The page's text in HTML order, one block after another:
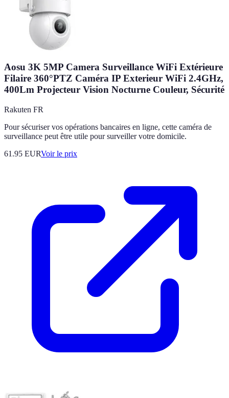
Aosu 3K 5MP Camera Surveillance WiFi Extérieure
Filaire 360°PTZ Caméra IP Exterieur WiFi 2.4GHz,
400Lm Projecteur Vision Nocturne Couleur, Sécurité
Rakuten FR
Pour sécuriser vos opérations bancaires en ligne, cette caméra de
surveillance peut être utile pour surveiller votre domicile.
61.95 EURVoir le prix